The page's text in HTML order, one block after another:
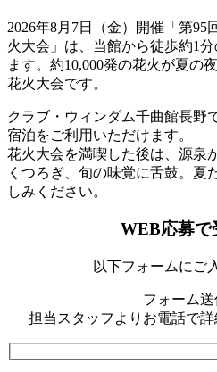
2026年8月7日（金）開催「第95
火大会」は、当館から徒歩約1
ます。約10,000発の花火が夏の
花火大会です。
クラブ・ウィンダム千曲館長野
宿泊をご利用いただけます。
花火大会を満喫した後は、源泉
くつろぎ、旬の味覚に舌鼓。夏
しみください。
WEB応募で
以下フォームにご
フォーム送
担当スタッフよりお電話で詳